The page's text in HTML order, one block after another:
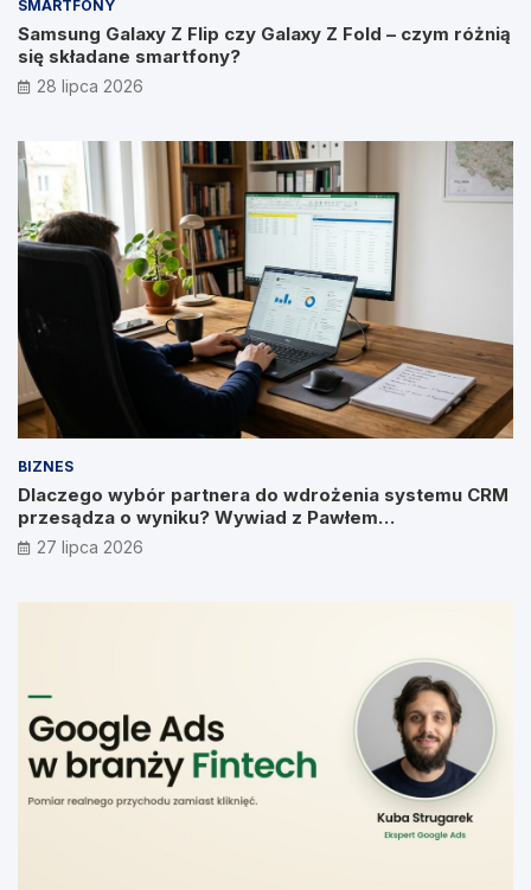
SMARTFONY
Samsung Galaxy Z Flip czy Galaxy Z Fold – czym różnią
się składane smartfony?
28 lipca 2026
BIZNES
Dlaczego wybór partnera do wdrożenia systemu CRM
przesądza o wyniku? Wywiad z Pawłem
Prymakowskim, CEO IT Vision
27 lipca 2026